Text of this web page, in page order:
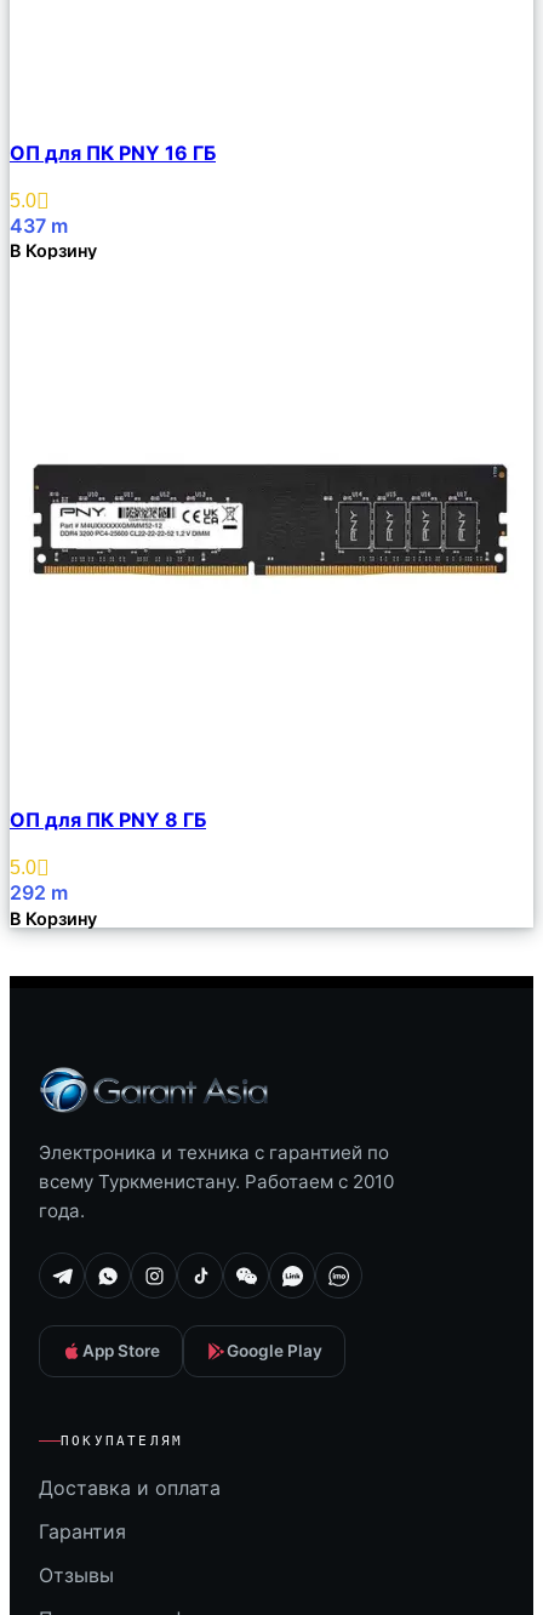
Описание
Избранное
ОП для ПК PNY 16 ГБ
5.0
437 m
В Корзину
Описание
Избранное
ОП для ПК PNY 8 ГБ
5.0
292 m
В Корзину
Электроника и техника с гарантией по
всему Туркменистану. Работаем с 2010
года.
App Store Google Play
ПОКУПАТЕЛЯМ
Доставка и оплата
Гарантия
Отзывы